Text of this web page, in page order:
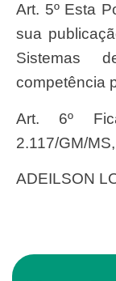
Art. 5º Esta Portaria entra em vigor na data de
sua
Sistemas
competência
Art. 6º Fica revogada a Portaria nº
2.117/GM/
ADEILSON